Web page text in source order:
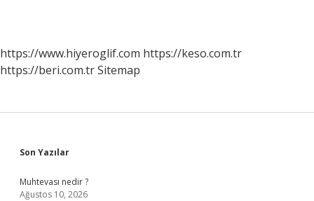
https://www.hiyeroglif.com https://keso.com.tr
https://beri.com.trSitemap
Sidebar
Son Yazılar
Muhtevası nedir ?
Ağustos 10, 2026